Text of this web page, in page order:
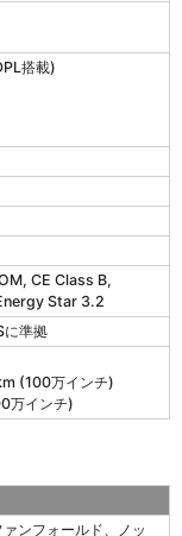
搭載)
CE Class B,
Star 3.2
に準拠
(100万インチ)
万インチ)
ンフォールド、ノッ